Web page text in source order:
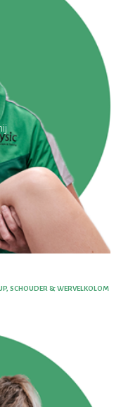
SCHOUDER & WERVELKOLOM